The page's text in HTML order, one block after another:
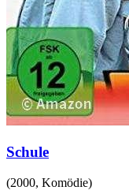
Schule
(2000, Komödie)